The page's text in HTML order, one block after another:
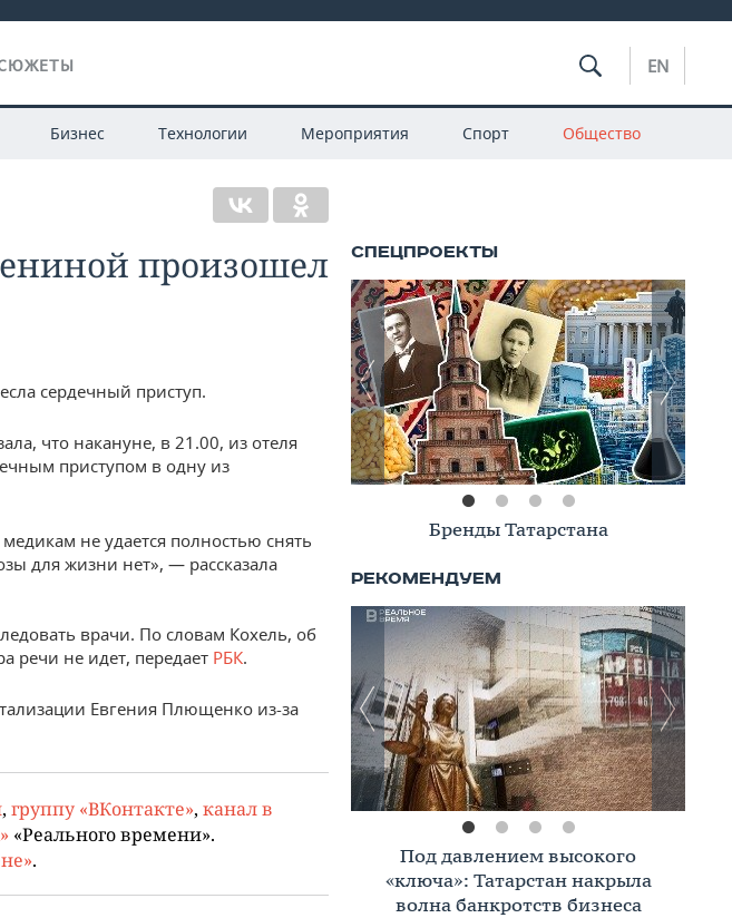
EN
Бизнес Технологии Мероприятия Спорт Общество
произошел
сердечный приступ.
что накануне, в 21.00, из отеля
приступом в одну из
не удается полностью снять
для жизни нет», — рассказала
врачи. По словам Кохель, об
речи не идет, передает РБК.
Евгения Плющенко из-за
, группу «ВКонтакте», канал в
«Реального времени».
.
Книжная полка
Премиальное жилье в Казани:
тренды, критерии, покупатели в
2026 году